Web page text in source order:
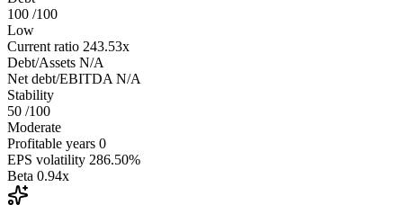
100 /100
Low
Current ratio 243.53x
Debt/Assets N/A
Net debt/EBITDA N/A
Stability
50 /100
Moderate
Profitable years 0
EPS volatility 286.50%
Beta 0.94x